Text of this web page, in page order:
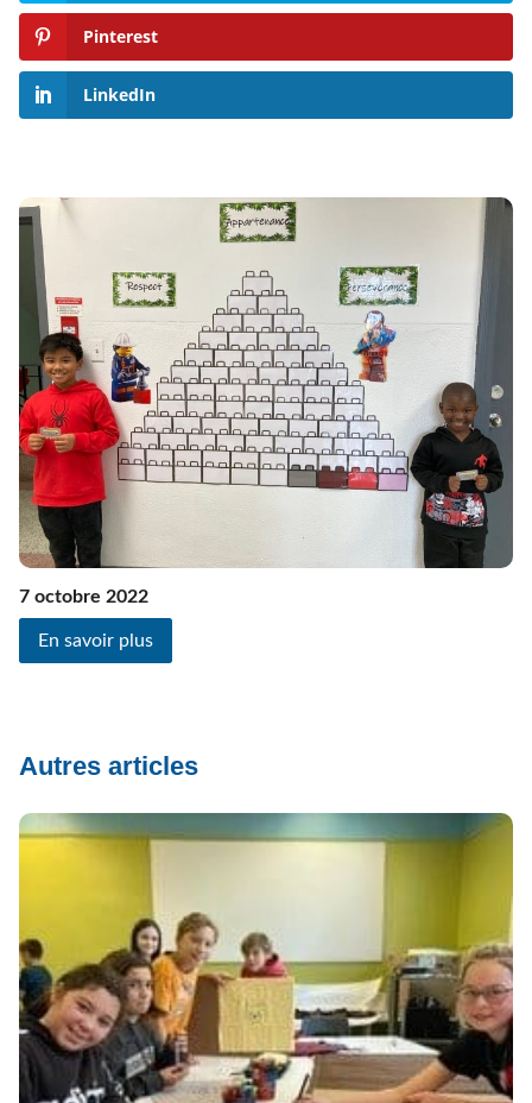
Pinterest
LinkedIn
7 octobre 2022
En savoir plus
Autres articles